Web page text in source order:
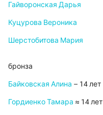
Гайворонская Дарья
Куцурова Вероника
Шерстобитова Мария
бронза
Байковская Алина – 14 лет
Гордиенко Тамара ≈ 14 лет